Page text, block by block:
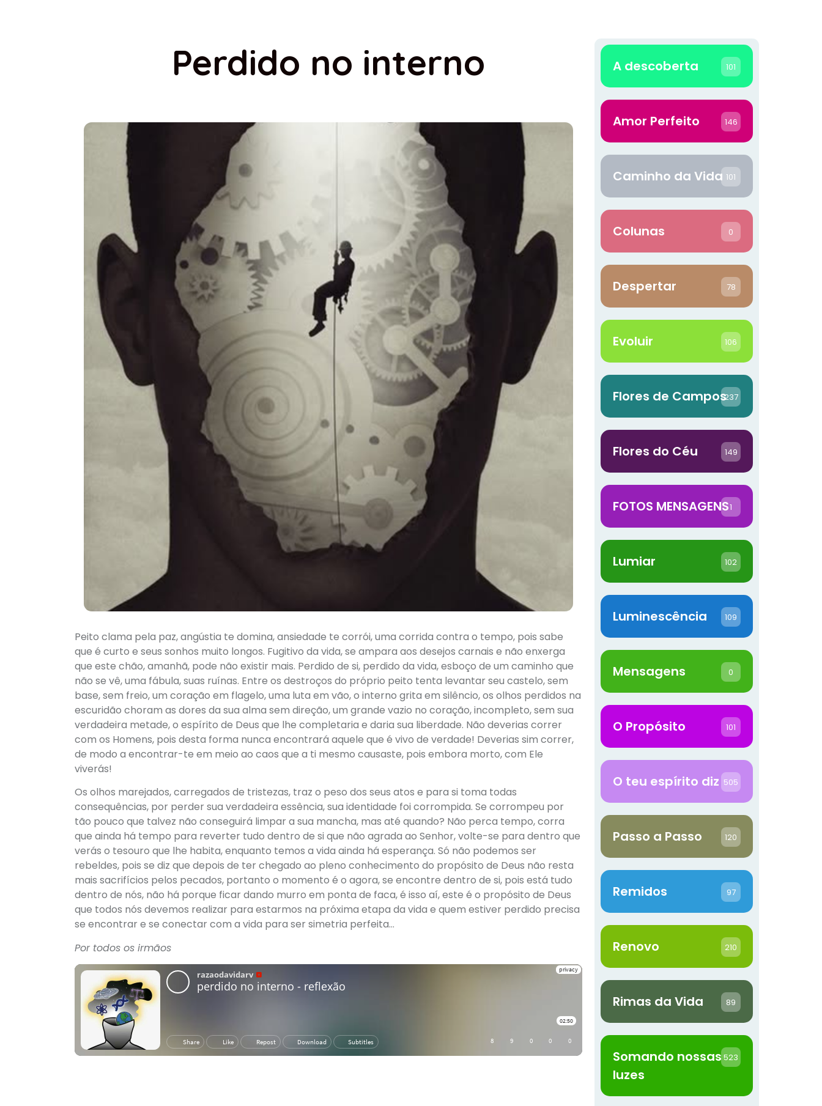
Perdido no interno
Peito clama pela paz, angústia te domina, ansiedade te corrói, uma corrida contra o tempo, pois sabe
que é curto e seus sonhos muito longos. Fugitivo da vida, se ampara aos desejos carnais e não enxerga
que este chão, amanhã, pode não existir mais. Perdido de si, perdido da vida, esboço de um caminho que
não se vê, uma fábula, suas ruínas. Entre os destroços do próprio peito tenta levantar seu castelo, sem
base, sem freio, um coração em flagelo, uma luta em vão, o interno grita em silêncio, os olhos perdidos na
escuridão choram as dores da sua alma sem direção, um grande vazio no coração, incompleto, sem sua
verdadeira metade, o espírito de Deus que lhe completaria e daria sua liberdade. Não deverias correr
com os Homens, pois desta forma nunca encontrará aquele que é vivo de verdade! Deverias sim correr,
de modo a encontrar-te em meio ao caos que a ti mesmo causaste, pois embora morto, com Ele
viverás!
Os olhos marejados, carregados de tristezas, traz o peso dos seus atos e para si toma todas
consequências, por perder sua verdadeira essência, sua identidade foi corrompida. Se corrompeu por
tão pouco que talvez não conseguirá limpar a sua mancha, mas até quando? Não perca tempo, corra
que ainda há tempo para reverter tudo dentro de si que não agrada ao Senhor, volte-se para dentro que
verás o tesouro que lhe habita, enquanto temos a vida ainda há esperança. Só não podemos ser
rebeldes, pois se diz que depois de ter chegado ao pleno conhecimento do propósito de Deus não resta
mais sacrifícios pelos pecados, portanto o momento é o agora, se encontre dentro de si, pois está tudo
dentro de nós, não há porque ficar dando murro em ponta de faca, é isso aí, este é o propósito de Deus
que todos nós devemos realizar para estarmos na próxima etapa da vida e quem estiver perdido precisa
se encontrar e se conectar com a vida para ser simetria perfeita…
Por todos os irmãos
A descoberta 101
Amor Perfeito 146
Caminho da Vida 101
Colunas 0
Despertar 78
Evoluir 106
Flores de Campos237
Flores do Céu 149
FOTOS MENSAGENS1
Lumiar 102
Luminescência 109
Mensagens 0
O Propósito 101
O teu espírito diz 505
Passo a Passo 120
Remidos 97
Renovo 210
Rimas da Vida 89
Somando nossas
luzes
523